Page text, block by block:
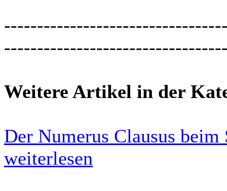
Weitere Artikel in der
Der Numerus Clausus beim
weiterlesen